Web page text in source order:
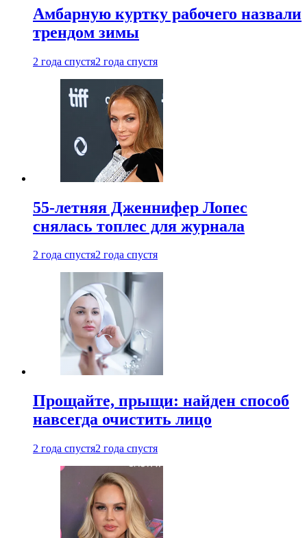
Амбарную куртку рабочего назвали
трендом зимы
2 года спустя2 года спустя
55-летняя Дженнифер Лопес
снялась топлес для журнала
2 года спустя2 года спустя
Прощайте, прыщи: найден способ
навсегда очистить лицо
2 года спустя2 года спустя